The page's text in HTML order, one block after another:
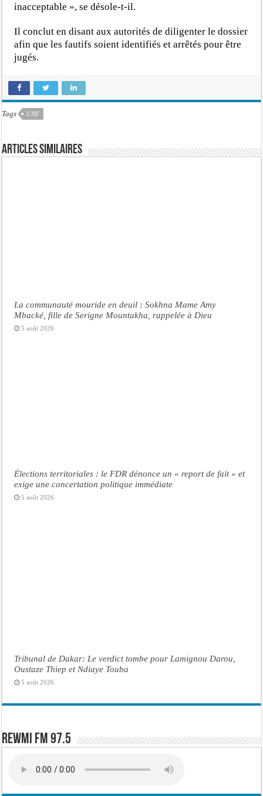
inacceptable », se désole-t-il.
Il conclut en disant aux autorités de diligenter le dossier
afin que les fautifs soient identifiés et arrêtés pour être
jugés.
Tags UNE
Articles similaires
La communauté mouride en deuil : Sokhna Mame Amy
Mbacké, fille de Serigne Mountakha, rappelée à Dieu
5 août 2026
Élections territoriales : le FDR dénonce un « report de fait » et
exige une concertation politique immédiate
5 août 2026
Tribunal de Dakar: Le verdict tombe pour Lamignou Darou,
Oustaze Thiep et Ndiaye Touba
5 août 2026
Rewmi FM 97.5